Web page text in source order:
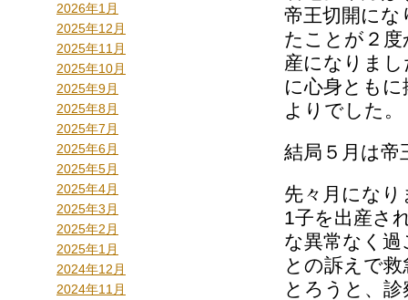
2026年1月
2025年12月
2025年11月
2025年10月
2025年9月
2025年8月
2025年7月
2025年6月
2025年5月
2025年4月
2025年3月
2025年2月
2025年1月
2024年12月
2024年11月
帝王切開に
たことが２
産になりま
に心身とも
よりでした。
結局５月は帝
先々月にな
1子を出産さ
な異常なく
との訴えで
とろうと、